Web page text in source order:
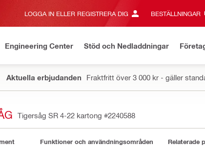
LOGGA IN ELLER REGISTRERA DIG BESTÄLLNINGAR
Engineering Center Stöd och Nedladdningar
Aktuella erbjudanden Fraktfritt över 3 000 kr - gäller
Tigersåg SR 4-22 kartong #2240588
Funktioner och användningsområden Relaterade